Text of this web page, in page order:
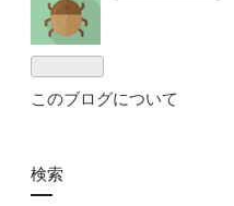
このブログについて
検索